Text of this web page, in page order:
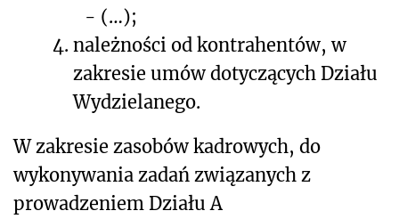
- (…);
4. należności od kontrahentów, w
zakresie umów dotyczących Działu
Wydzielanego.
W zakresie zasobów kadrowych, do
wykonywania zadań związanych z
prowadzeniem Działu A